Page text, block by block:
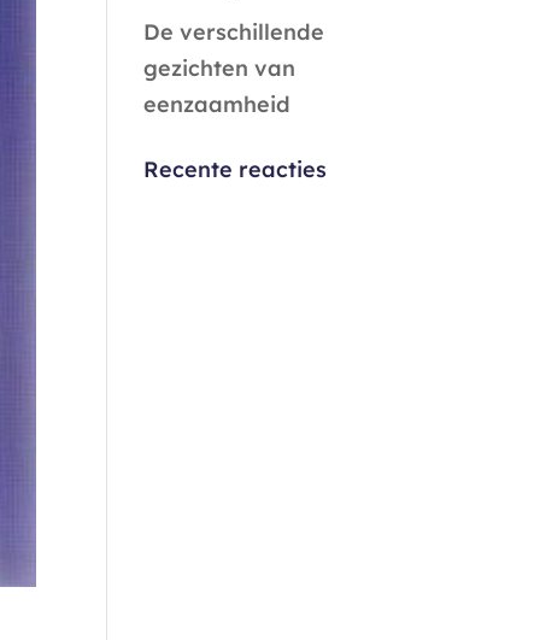
De verschillende
gezichten van
eenzaamheid
Recente reacties